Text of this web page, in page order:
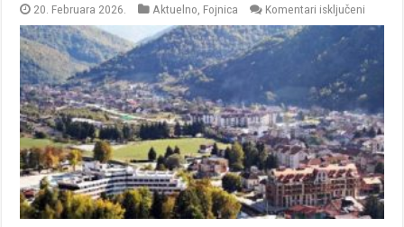
20. Februara 2026. Aktuelno Fojnica Komentari isključeni
Kvar
kablu
u
ulici
uzrok
struje:
u
17:25